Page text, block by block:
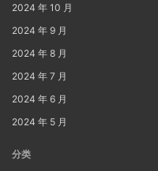
2024 年 10 月
2024 年 9 月
2024 年 8 月
2024 年 7 月
2024 年 6 月
2024 年 5 月
分类